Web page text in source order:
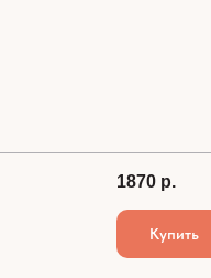
1870 р.
Купить